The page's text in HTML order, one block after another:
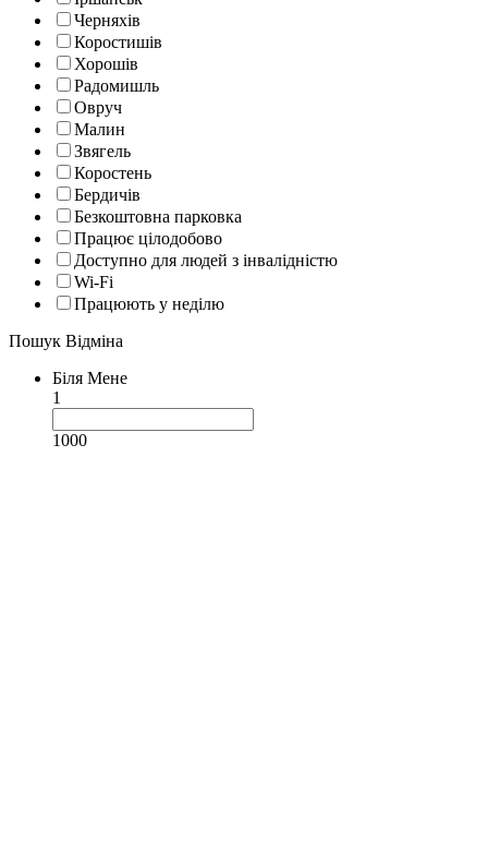
Черняхів
Коростишів
Хорошів
Радомишль
Овруч
Малин
Звягель
Коростень
Бердичів
Безкоштовна парковка
Працює цілодобово
Доступно для людей з інвалідністю
Wi-Fi
Працюють у неділю
Пошук Відміна
Біля Мене
1
1000